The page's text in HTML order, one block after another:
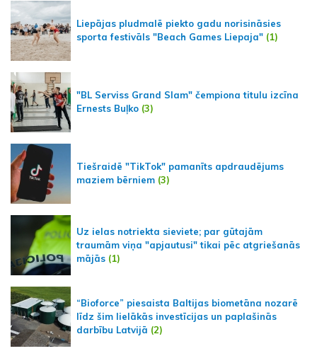
Liepājas pludmalē piekto gadu norisināsies
sporta festivāls "Beach Games Liepaja" (1)
"BL Serviss Grand Slam" čempiona titulu izcīna
Ernests Buļko (3)
Tiešraidē "TikTok" pamanīts apdraudējums
maziem bērniem (3)
Uz ielas notriekta sieviete; par gūtajām
traumām viņa "apjautusi" tikai pēc atgriešanās
mājās (1)
“Bioforce” piesaista Baltijas biometāna nozarē
līdz šim lielākās investīcijas un paplašinās
darbību Latvijā (2)